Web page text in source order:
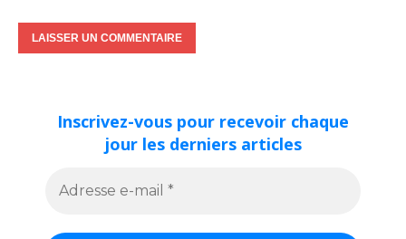
Inscrivez-vous pour recevoir chaque
jour les derniers articles